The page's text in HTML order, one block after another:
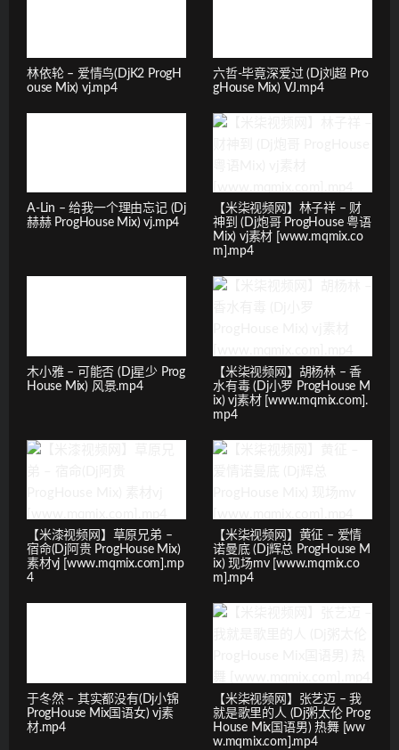
林依轮 – 爱情鸟(DjK2 ProgH
ouse Mix) vj.mp4
六哲-毕竟深爱过 (Dj刘超 Pro
gHouse Mix) VJ.mp4
A-Lin – 给我一个理由忘记 (Dj
赫赫 ProgHouse Mix) vj.mp4
【米柒视频网】林子祥 – 财
神到 (Dj炮哥 ProgHouse 粤语
Mix) vj素材 [www.mqmix.co
m].mp4
木小雅 – 可能否 (Dj星少 Prog
House Mix) 风景.mp4
【米柒视频网】胡杨林 – 香
水有毒 (Dj小罗 ProgHouse M
ix) vj素材 [www.mqmix.com].
mp4
【米漆视频网】草原兄弟 –
宿命(Dj阿贵 ProgHouse Mix)
素材vj [www.mqmix.com].mp
4
【米柒视频网】黄征 – 爱情
诺曼底 (Dj辉总 ProgHouse M
ix) 现场mv [www.mqmix.co
m].mp4
于冬然 – 其实都没有(Dj小锦
ProgHouse Mix国语女) vj素
材.mp4
【米柒视频网】张艺迈 – 我
就是歌里的人 (Dj粥太伦 Prog
House Mix国语男) 热舞 [ww
w.mqmix.com].mp4